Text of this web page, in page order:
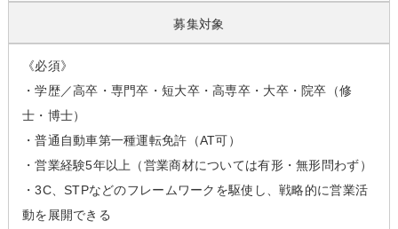
募集対象
《必須》
・学歴／高卒・専門卒・短大卒・高専卒・大卒・院卒（修
士・博士）
・普通自動車第一種運転免許（AT可）
・営業経験5年以上（営業商材については有形・無形問わず）
・3C、STPなどのフレームワークを駆使し、戦略的に営業活
動を展開できる